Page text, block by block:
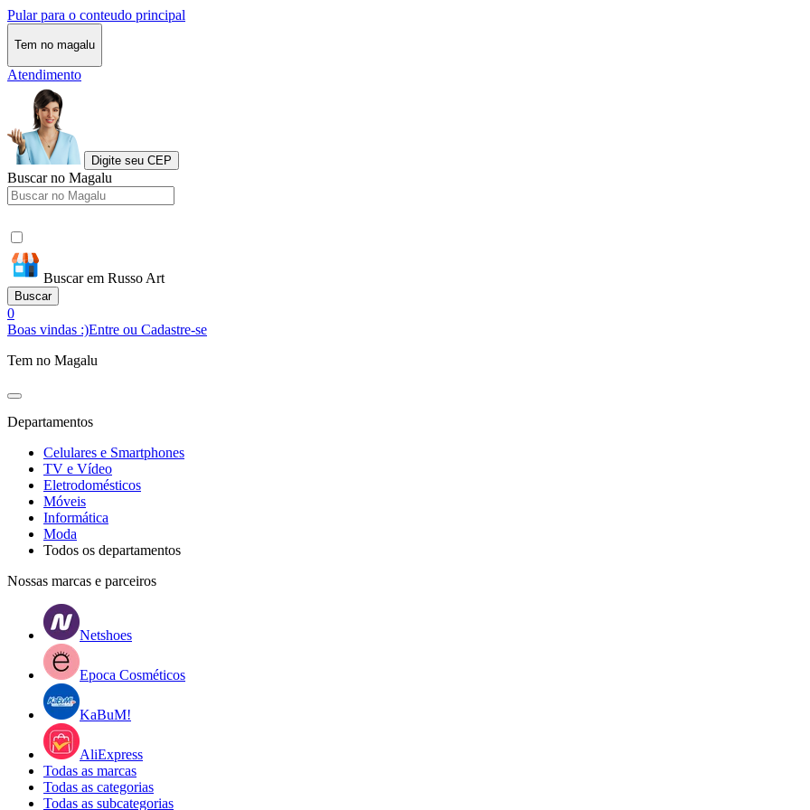
Pular para o conteudo principal
Tem no magalu
Atendimento
Digite seu CEP
Buscar no Magalu
Buscar em Russo Art
Buscar
0
Boas vindas :)Entre ou Cadastre-se
Tem no Magalu
Departamentos
Celulares e Smartphones
TV e Vídeo
Eletrodomésticos
Móveis
Informática
Moda
Todos os departamentos
Nossas marcas e parceiros
Netshoes
Epoca Cosméticos
KaBuM!
AliExpress
Todas as marcas
Todas as categorias
Todas as subcategorias